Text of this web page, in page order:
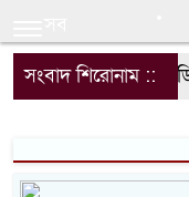
সংবাদ শিরোনাম ::